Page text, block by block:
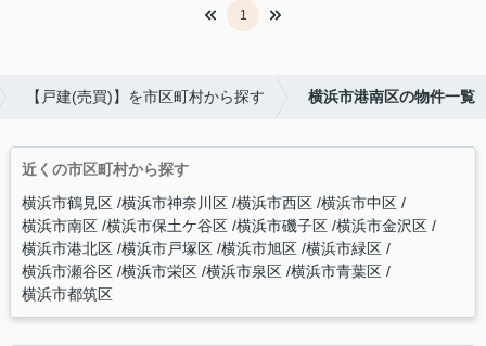
1
【戸建(売買)】を市区町村から探す 横浜市港南区の物件一覧
近くの市区町村から探す
横浜市鶴見区 横浜市神奈川区 横浜市西区 横浜市中区
横浜市南区 横浜市保土ケ谷区 横浜市磯子区 横浜市金沢区
横浜市港北区 横浜市戸塚区 横浜市旭区 横浜市緑区
横浜市瀬谷区 横浜市栄区 横浜市泉区 横浜市青葉区
横浜市都筑区